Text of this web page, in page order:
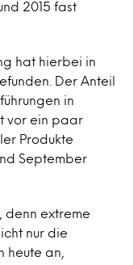
2015 fast
hat hierbei in
Der Anteil
in
vor ein paar
Produkte
September
denn extreme
nur die
heute an,